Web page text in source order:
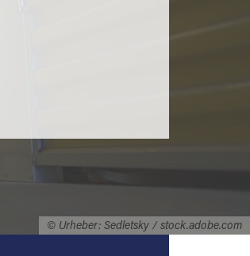
© Urheber: Sedletsky / stock.adobe.com